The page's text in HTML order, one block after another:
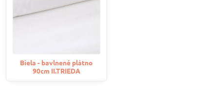
Biela - bavlnené plátno
90cm II.TRIEDA